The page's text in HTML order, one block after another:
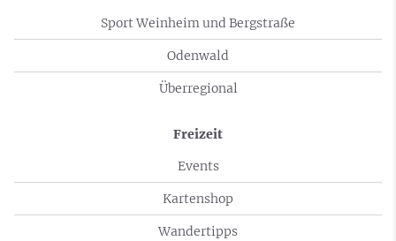
Sport Weinheim und Bergstraße
Odenwald
Überregional
Freizeit
Events
Kartenshop
Wandertipps